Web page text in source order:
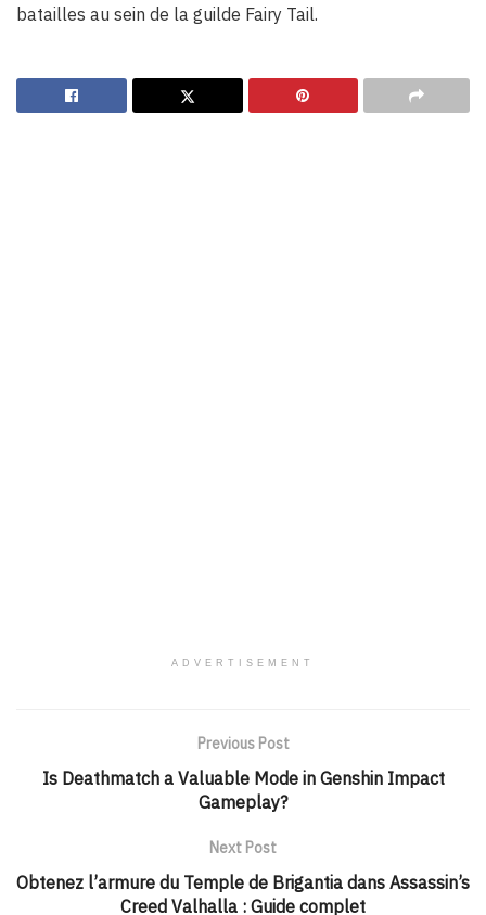
batailles au sein de la guilde Fairy Tail.
ADVERTISEMENT
Previous Post
Is Deathmatch a Valuable Mode in Genshin Impact
Gameplay?
Next Post
Obtenez l’armure du Temple de Brigantia dans Assassin’s
Creed Valhalla : Guide complet